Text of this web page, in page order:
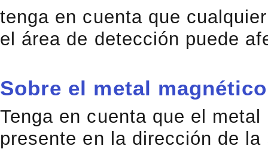
tenga en cuenta que
el área de detección puede
Sobre el metal magnético
Tenga en cuenta que el
presente en la dirección de